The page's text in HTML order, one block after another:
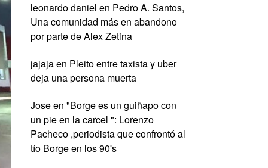
leonardo daniel en Pedro A. Santos,
Una comunidad más en abandono
por parte de Alex Zetina
jajajaen Pleito entre taxista y uber
deja una persona muerta
Joseen "Borge es un guiñapo con
un pie en la carcel ": Lorenzo
Pacheco ,periodista que confrontó al
tío Borge en los 90's